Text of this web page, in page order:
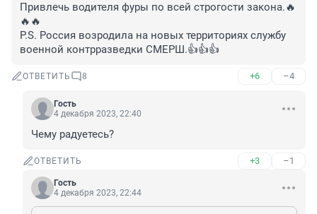
Привлечь водителя фуры по всей строгости закона.🔥
🔥🔥
P.S. Россия возродила на новых территориях службу
военной контрразведки СМЕРШ.👍👍👍
ОТВЕТИТЬ 8 +6 –4
Гость
4 декабря 2023, 22:40
Чему радуетесь?
ОТВЕТИТЬ +3 –1
Гость
4 декабря 2023, 22:44